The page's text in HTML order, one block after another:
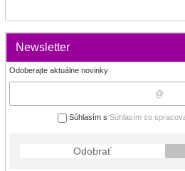
Newsletter
Odoberajte aktuálne novinky
Súhlasím s Súhlasím so
Odobrať